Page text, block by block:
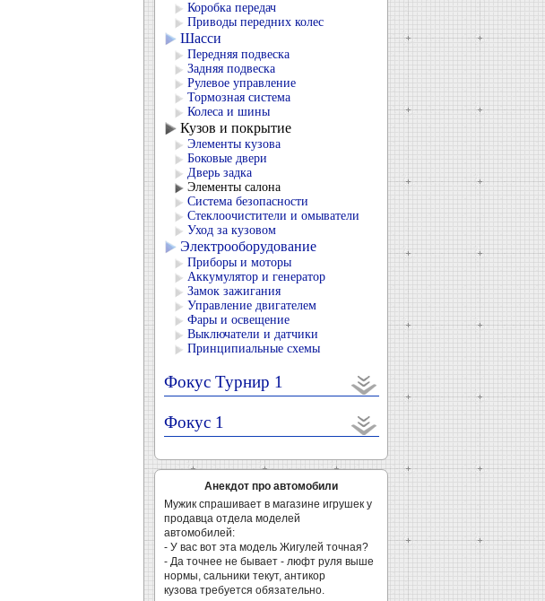
Коробка передач
Приводы передних колес
Шасси
Передняя подвеска
Задняя подвеска
Рулевое управление
Тормозная система
Колеса и шины
Кузов и покрытие
Элементы кузова
Боковые двери
Дверь задка
Элементы салона
Система безопасности
Стеклоочистители и омыватели
Уход за кузовом
Электрооборудование
Приборы и моторы
Аккумулятор и генератор
Замок зажигания
Управление двигателем
Фары и освещение
Выключатели и датчики
Принципиальные схемы
Фокус Турнир 1
Фокус 1
Анекдот про автомобили
Мужик спрашивает в магазине игрушек у
продавца отдела моделей
автомобилей:
- У вас вот эта модель Жигулей точная?
- Да точнее не бывает - люфт руля выше
нормы, сальники текут, антикор
кузова требуется обязательно.